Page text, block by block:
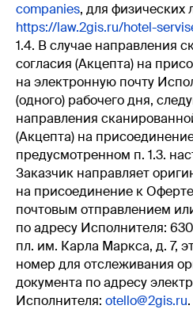
companies, для физических
https://law.2gis.ru/hotel-
1.4. В случае направления
согласия (Акцепта) на
на электронную почту
(одного) рабочего дня,
направления
(Акцепта) на
предусмотренном п. 1.3.
Заказчик направляет
на присоединение к
почтовым отправлением
по адресу Исполнителя:
пл. им. Карла Маркса, д. 7,
номер для отслеживания
документа по адресу
Исполнителя: otello@2gis.ru.